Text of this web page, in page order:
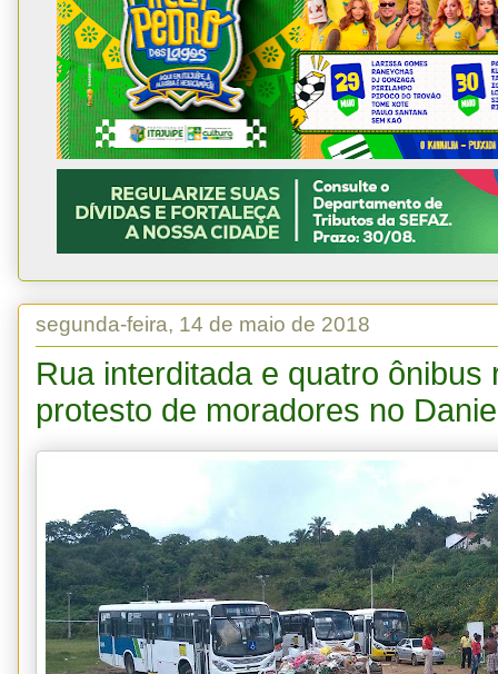
segunda-feira, 14 de maio de 2018
Rua interditada e quatro ônibus
protesto de moradores no